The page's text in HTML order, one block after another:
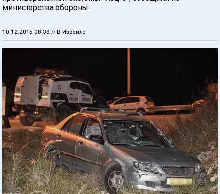
министерства обороны.
10.12.2015 08:38 // В Израиле